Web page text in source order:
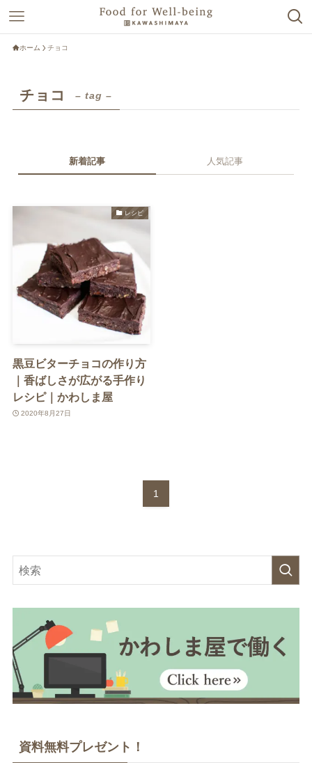
ホーム チョコ
チョコ – tag –
新着記事 人気記事
レシピ
黒豆ビターチョコの作り方
｜香ばしさが広がる手作り
レシピ｜かわしま屋
2020年8月27日
1
資料無料プレゼント！